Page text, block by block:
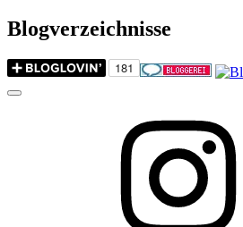
Blogverzeichnisse
Menu